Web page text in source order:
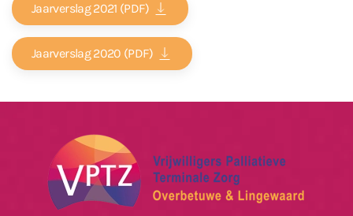
Jaarverslag 2021 (PDF)
Jaarverslag 2020 (PDF)